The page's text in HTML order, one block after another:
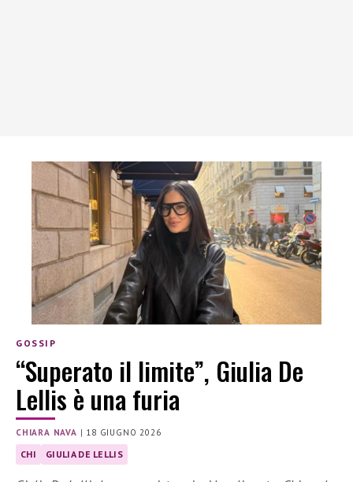
GOSSIP
“Superato il limite”, Giulia De
Lellis è una furia
CHIARA NAVA | 18 GIUGNO 2026
CHI GIULIA DE LELLIS